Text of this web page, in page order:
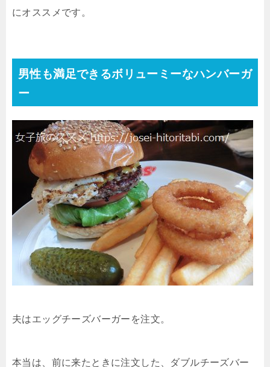
にオススメです。
男性も満足できるボリューミーなハンバーガ
ー
夫はエッグチーズバーガーを注文。
本当は、前に来たときに注文した、ダブルチーズバー